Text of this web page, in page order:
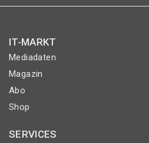
IT-MARKT
Mediadaten
Magazin
Abo
Shop
SERVICES